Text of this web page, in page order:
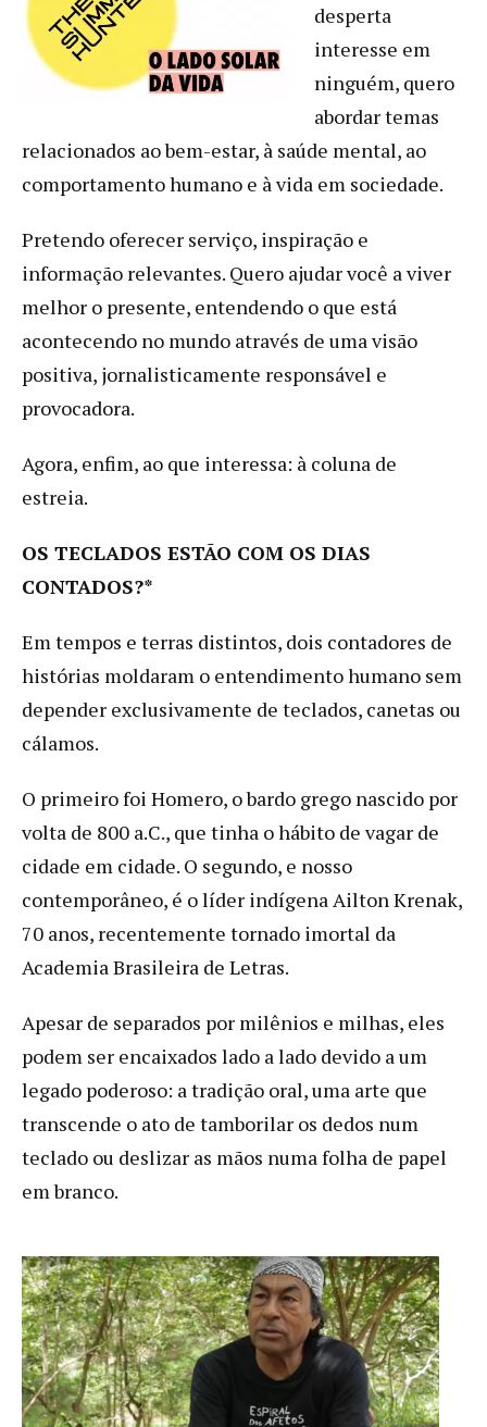
desperta
interesse em
ninguém, quero
abordar temas
relacionados ao bem-estar, à saúde mental, ao
comportamento humano e à vida em sociedade.
Pretendo oferecer serviço, inspiração e
informação relevantes. Quero ajudar você a viver
melhor o presente, entendendo o que está
acontecendo no mundo através de uma visão
positiva, jornalisticamente responsável e
provocadora.
Agora, enfim, ao que interessa: à coluna de
estreia.
OS TECLADOS ESTÃO COM OS DIAS
CONTADOS?*
Em tempos e terras distintos, dois contadores de
histórias moldaram o entendimento humano sem
depender exclusivamente de teclados, canetas ou
cálamos.
O primeiro foi Homero, o bardo grego nascido por
volta de 800 a.C., que tinha o hábito de vagar de
cidade em cidade. O segundo, e nosso
contemporâneo, é o líder indígena Ailton Krenak,
70 anos, recentemente tornado imortal da
Academia Brasileira de Letras.
Apesar de separados por milênios e milhas, eles
podem ser encaixados lado a lado devido a um
legado poderoso: a tradição oral, uma arte que
transcende o ato de tamborilar os dedos num
teclado ou deslizar as mãos numa folha de papel
em branco.